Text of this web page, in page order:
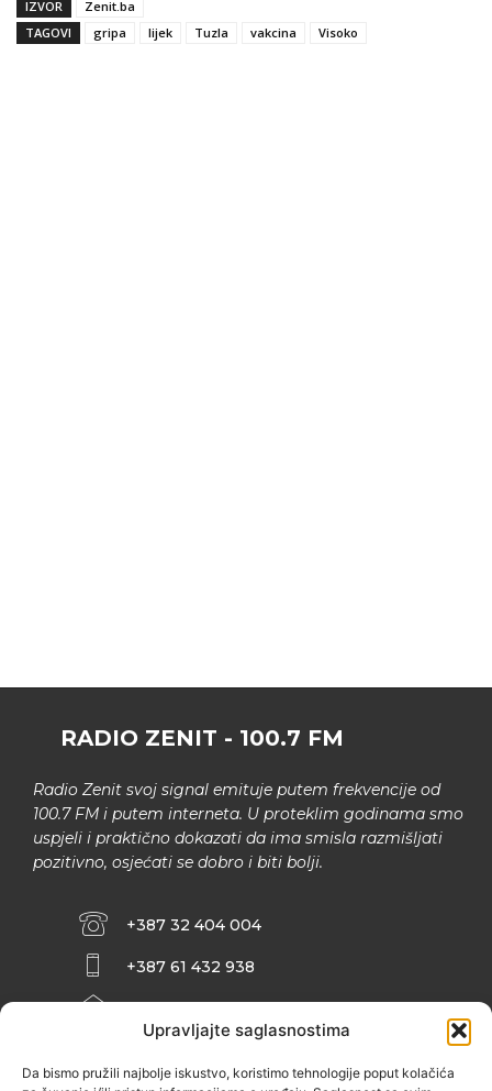
Upravljajte saglasnostima
Da bismo pružili najbolje iskustvo, koristimo tehnologije poput kolačića
IZVOR
Zenit.ba
TAGOVI
gripa lijek Tuzla vakcina Visoko
RADIO ZENIT - 100.7 FM
Radio Zenit svoj signal emituje putem frekvencije od
100.7 FM i putem interneta. U proteklim godinama smo
uspjeli i praktično dokazati da ima smisla razmišljati
pozitivno, osjećati se dobro i biti bolji.
+387 32 404 004
+387 61 432 938
INFO@ZENIT.BA
ZENIČANKA, 3. SPRAT), 72000 ZENICA